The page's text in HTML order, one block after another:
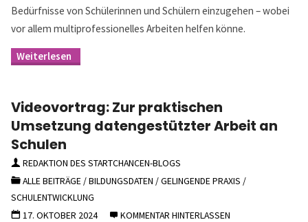
Bedürfnisse von Schülerinnen und Schülern einzugehen – wobei
vor allem multiprofessionelles Arbeiten helfen könne.
Schule
Migrationsgesellschaft
Mit
zur
Schule
für
alle?"
Videovortrag: Zur praktischen
Umsetzung datengestützter Arbeit an
Schulen
REDAKTION DES STARTCHANCEN-BLOGS
ALLE BEITRÄGE/BILDUNGSDATEN /GELINGENDE PRAXIS /
SCHULENTWICKLUNG
17. OKTOBER 2024
KOMMENTAR HINTERLASSEN